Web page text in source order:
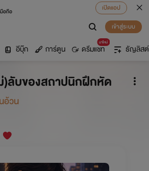
อถือ
เปิดแอป
เข้าสู่ระบบ
อีบุ๊ก การ์ตูน
มาใหม่
ดรีมแชท ธัญลิสต์
ลับของสถาปนิกฝึกหัด
อ้วน